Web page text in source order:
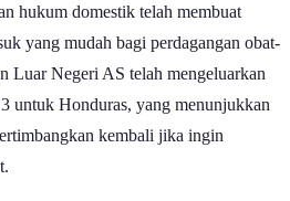
hukum domestik telah membuat
yang mudah bagi perdagangan obat-
Luar Negeri AS telah mengeluarkan
untuk Honduras, yang menunjukkan
kembali jika ingin